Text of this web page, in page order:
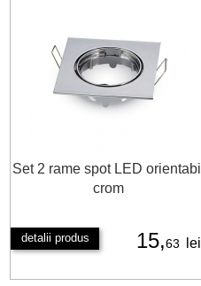
Set 2 rame spot LED orientabil
crom
detalii produs 15,63 lei